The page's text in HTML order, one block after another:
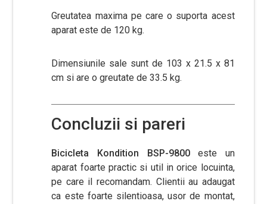
Greutatea maxima pe care o suporta acest
aparat este de 120 kg.
Dimensiunile sale sunt de 103 x 21.5 x 81
cm si are o greutate de 33.5 kg.
Concluzii si pareri
Bicicleta Kondition BSP-9800este un
aparat foarte practic si util in orice locuinta,
pe care il recomandam. Clientii au adaugat
ca este foarte silentioasa, usor de montat,